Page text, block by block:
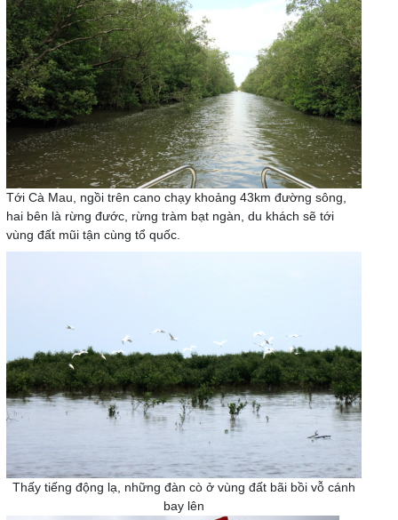
Tới Cà Mau, ngồi trên cano chạy khoảng 43km đường sông,
hai bên là rừng đước, rừng tràm bạt ngàn, du khách sẽ tới
vùng đất mũi tận cùng tổ quốc.
Thấy tiếng động lạ, những đàn cò ở vùng đất bãi bồi vỗ cánh
bay lên